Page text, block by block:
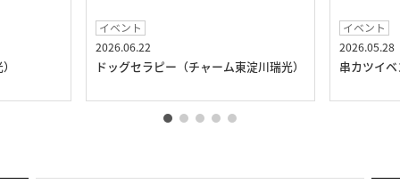
イベント
2026.06.22
ドッグセラピー（チャーム東淀川瑞光）
イベント
2026.05.28
串カツイ